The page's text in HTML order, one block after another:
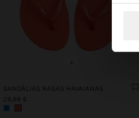
+
SANDÁLIAS RASAS HAVAIANAS
29,99 €